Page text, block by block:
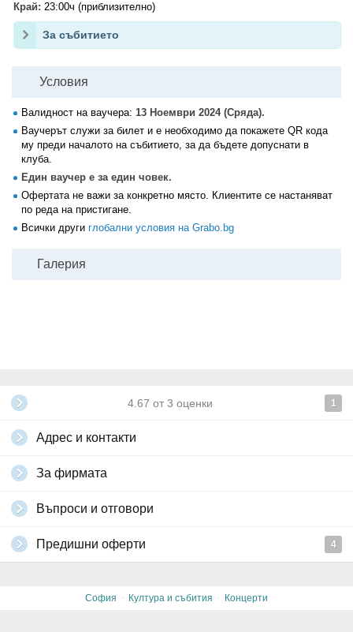
Край: 23:00ч (приблизително)
За събитието
Условия
Валидност на ваучера: 13 Ноември 2024 (Сряда).
Ваучерът служи за билет и е необходимо да покажете QR кода
му преди началото на събитието, за да бъдете допуснати в
клуба.
Един ваучер е за един човек.
Офертата не важи за конкретно място. Клиентите се настаняват
по реда на пристигане.
Всички други глобални условия на Grabo.bg
Галерия
4.67 от 3 оценки 1
Адрес и контакти
За фирмата
Въпроси и отговори
Предишни оферти 4
София · Култура и събития · Концерти